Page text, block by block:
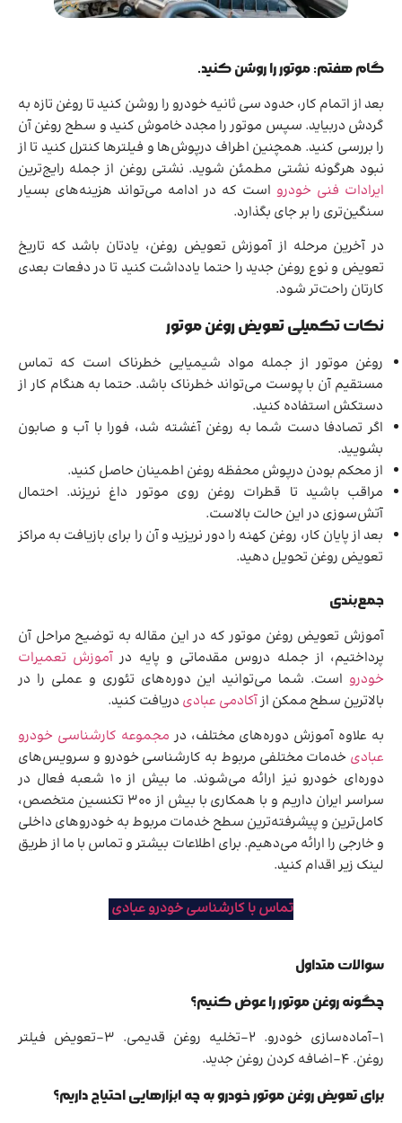
گام هفتم: موتور را روشن کنید.
بعد از اتمام کار، حدود سی ثانیه خودرو را روشن کنید تا روغن تازه به
گردش دربیاید. سپس موتور را مجدد خاموش کنید و سطح روغن آن
را بررسی کنید. همچنین اطراف درپوش‌ها و فیلترها کنترل کنید تا از
نبود هرگونه نشتی مطمئن شوید. نشتی روغن از جمله رایج‌ترین
ایرادات فنی خودرو است که در ادامه می‌تواند هزینه‌های بسیار
سنگین‌تری را بر جای بگذارد.
در آخرین مرحله از آموزش تعویض روغن، یادتان باشد که تاریخ
تعویض و نوع روغن جدید را حتما یادداشت کنید تا در دفعات بعدی
کارتان راحت‌تر شود.
نکات تکمیلی تعویض روغن موتور
روغن موتور از جمله مواد شیمیایی خطرناک است که تماس
مستقیم آن با پوست می‌تواند خطرناک باشد. حتما به هنگام کار از
دستکش استفاده کنید.
اگر تصادفا دست شما به روغن آغشته شد، فورا با آب و صابون
بشویید.
از محکم بودن درپوش محفظه روغن اطمینان حاصل کنید.
مراقب باشید تا قطرات روغن روی موتور داغ نریزند. احتمال
آتش‌سوزی در این حالت بالاست.
بعد از پایان کار، روغن کهنه را دور نریزید و آن را برای بازیافت به مراکز
تعویض روغن تحویل دهید.
جمع‌بندی
آموزش تعویض روغن موتور که در این مقاله به توضیح مراحل آن
پرداختیم، از جمله دروس مقدماتی و پایه درآموزش تعمیرات
خودرو است. شما می‌توانید این دوره‌های تئوری و عملی را در
بالاترین سطح ممکن ازآکادمی عبادی دریافت کنید.
به علاوه آموزش دوره‌های مختلف، در مجموعه کارشناسی خودرو
عبادی خدمات مختلفی مربوط به کارشناسی خودرو و سرویس‌های
دوره‌ای خودرو نیز ارائه می‌شوند. ما بیش از 10 شعبه فعال در
سراسر ایران داریم و با همکاری با بیش از 300 تکنسین متخصص،
کامل‌ترین و پیشرفته‌ترین سطح خدمات مربوط به خودروهای داخلی
و خارجی را ارائه می‌دهیم. برای اطلاعات بیشتر و تماس با ما از طریق
لینک زیر اقدام کنید.
تماس با کارشناسی خودرو عبادی
سوالات متداول
چگونه روغن موتور را عوض کنیم؟
1-آماده‌سازی خودرو. 2-تخلیه روغن قدیمی. 3-تعویض فیلتر
روغن. 4-اضافه کردن روغن جدید.
برای تعویض روغن موتور خودرو به چه ابزارهایی احتیاج داریم؟